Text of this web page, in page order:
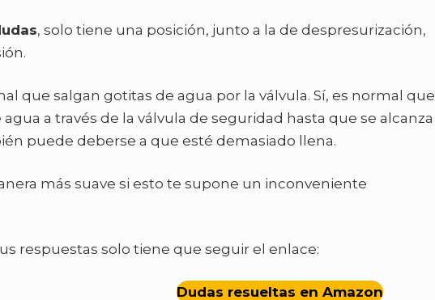
, solo tiene una posición, junto a la de despresurización,
que salgan gotitas de agua por la válvula. Sí, es normal que
a través de la válvula de seguridad hasta que se alcanza
puede deberse a que esté demasiado llena.
más suave si esto te supone un inconveniente
respuestas solo tiene que seguir el enlace:
Dudas resueltas en Amazon